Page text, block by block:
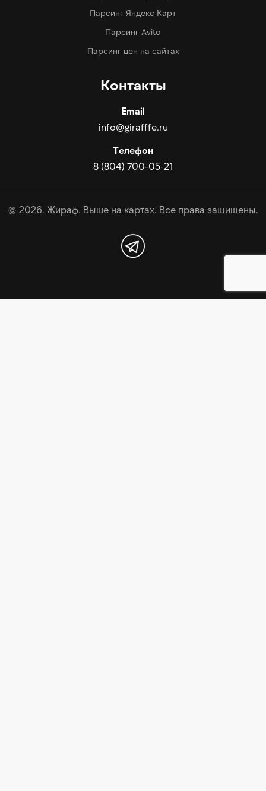
Парсинг Яндекс Карт
Парсинг Avito
Парсинг цен на сайтах
Контакты
Email
info@girafffe.ru
Телефон
8 (804) 700-05-21
© 2026. Жираф. Выше на картах. Все права защищены.